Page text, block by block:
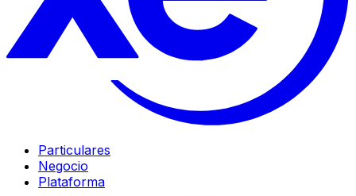
Particulares
Negocio
Plataforma